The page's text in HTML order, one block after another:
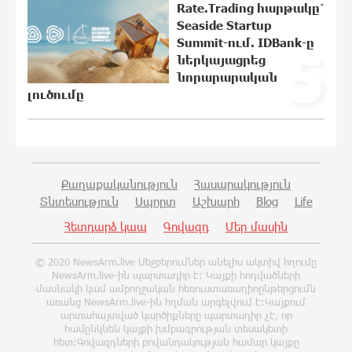
11:39:05 6-08-2026
Հարցնում են իրար.«ամուսինդ ո՞նց է,
քեռիդ ո՞նց է». Մարուքյանը
Ոչխարները արևային
էլեկտրակայանի մոտ, և դա փոխում է
պատկերացումները էներգիայի
10:35:27 6-08-2026
ՀՀ պաշտպանության նախկին
նախարար, «Համահայկական
ճակատ» շարժման առաջնորդ,
հետախույզ, գեներալ-մայոր Արշակ
Կարապետյան
Rate.Trading հարթակը՝
Seaside Startup
Summit-ում. IDBank-ը
ներկայացրեց
նորարարական
լուծումը
Քաղաքականություն
Հասարակություն
Տնտեսություն
Սպորտ Աշխարհ Blog
Life
Հետդարձ կապ
Գովազդ Մեր մասին
© 2020 NewsArm.live Մեջբերումներ անելիս ակտիվ հղումը
NewsArm.live-ին պարտադիր է: Կայքի հոդվածների
մասնակի կամ ամբողջական հեռուստառադիոընթերցումն
առանց NewsArm.live-ին հղման արգելվում է:Կայքում
արտահայտված կարծիքները պարտադիր չէ, որ
համընկնեն կայքի խմբագրության տեսակետի
հետ:Գովազդների բովանդակության համար կայքը